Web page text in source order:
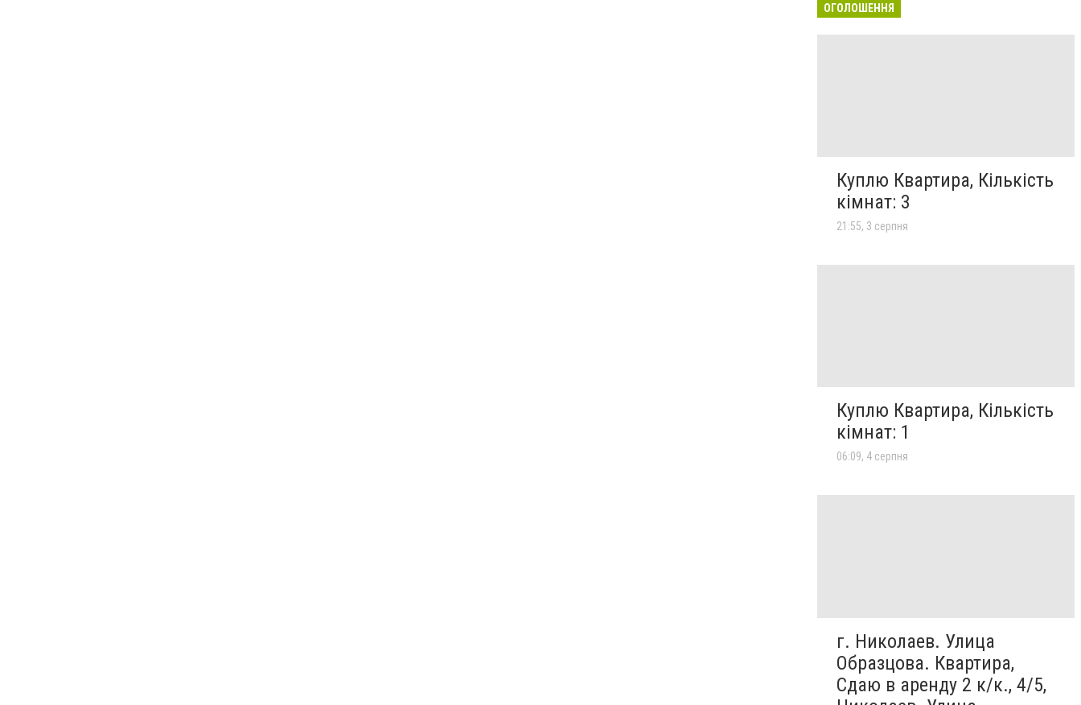
ОГОЛОШЕННЯ
Куплю Квартира, Кількість
кімнат: 3
21:55, 3 серпня
Куплю Квартира, Кількість
кімнат: 1
06:09, 4 серпня
г. Николаев. Улица
Образцова. Квартира,
Сдаю в аренду 2 к/к., 4/5,